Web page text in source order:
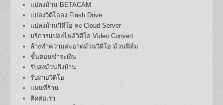
แปลงม้วน BETACAM
แปลงวีดีโอลง Flash Drive
แปลงม้วนวีดีโอ ลง Cloud Server
บริการแปลงไฟล์วิดีโอ Video Convert
ล้างทำความสะอาดม้วนวีดีโอ ม้วนฟิล์ม
ขั้นตอนชำระเงิน
รับส่งม้วนถึงบ้าน
รับถ่ายวีดีโอ
แผนที่ร้าน
ติดต่อเรา